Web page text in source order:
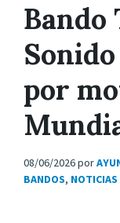
Bando
por
08/06/2026por
BANDOS, NOTICIAS